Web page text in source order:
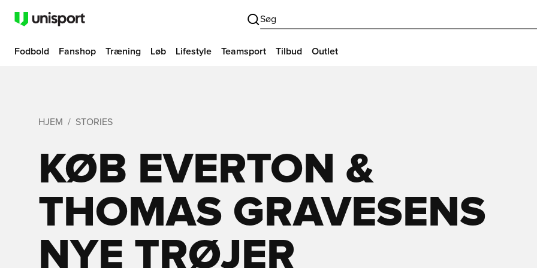
Søg
Fodbold Fanshop Træning Løb Lifestyle Teamsport Tilbud Outlet
HJEM STORIES
KØB EVERTON &
THOMAS GRAVESENS
NYE TRØJER